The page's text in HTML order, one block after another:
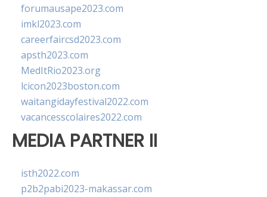
forumausape2023.com
imkl2023.com
careerfaircsd2023.com
apsth2023.com
MedItRio2023.org
lcicon2023boston.com
waitangidayfestival2022.com
vacancesscolaires2022.com
MEDIA PARTNER II
isth2022.com
p2b2pabi2023-makassar.com